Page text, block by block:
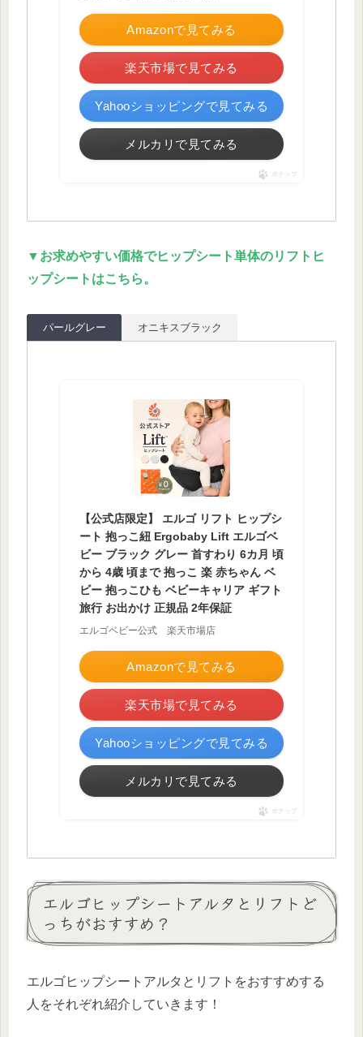
Amazonで見てみる
楽天市場で見てみる
Yahooショッピングで見てみる
メルカリで見てみる
ポチップ
▼お求めやすい価格でヒップシート単体のリフトヒ
ップシートはこちら。
パールグレー オニキスブラック
【公式店限定】 エルゴ リフト ヒップシ
ート 抱っこ紐 Ergobaby Lift エルゴベ
ビー ブラック グレー 首すわり 6カ月 頃
から 4歳 頃まで 抱っこ 楽 赤ちゃん ベ
ビー 抱っこひも ベビーキャリア ギフト
旅行 お出かけ 正規品 2年保証
エルゴベビー公式 楽天市場店
Amazonで見てみる
楽天市場で見てみる
Yahooショッピングで見てみる
メルカリで見てみる
ポチップ
エルゴヒップシートアルタとリフトど
っちがおすすめ？
エルゴヒップシートアルタとリフトをおすすめする
人をそれぞれ紹介していきます！